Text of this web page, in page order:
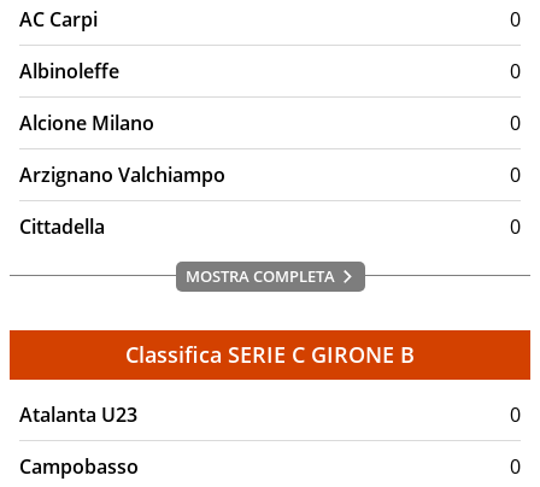
AC Carpi
0
Albinoleffe
0
Alcione Milano
0
Arzignano Valchiampo
0
Cittadella
0
MOSTRA COMPLETA
Classifica SERIE C GIRONE B
Atalanta U23
0
Campobasso
0